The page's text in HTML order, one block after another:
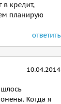
кредит,
планирую
ответить
10.04.2014
Когда я